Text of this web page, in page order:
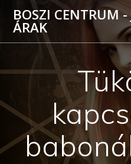
BOSZI CENTRUM -
ÁRAK